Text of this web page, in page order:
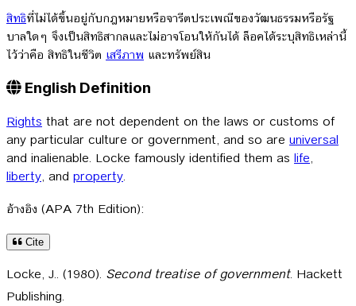
สิทธิที่ไม่ได้ขึ้นอยู่กับกฎหมายหรือจารีตประเพณีของวัฒนธรรมหรือรัฐ
บาลใดๆ จึงเป็นสิทธิสากลและไม่อาจโอนให้กันได้ ล็อคได้ระบุสิทธิเหล่านี้
ไว้ว่าคือ สิทธิในชีวิต เสรีภาพ และทรัพย์สิน
English Definition
Rights that are not dependent on the laws or customs of
any particular culture or government, and so are universal
and inalienable. Locke famously identified them as life,
liberty, and property.
อ้างอิง (APA 7th Edition):
Cite
Locke, J.. (1980). Second treatise of government. Hackett
Publishing.